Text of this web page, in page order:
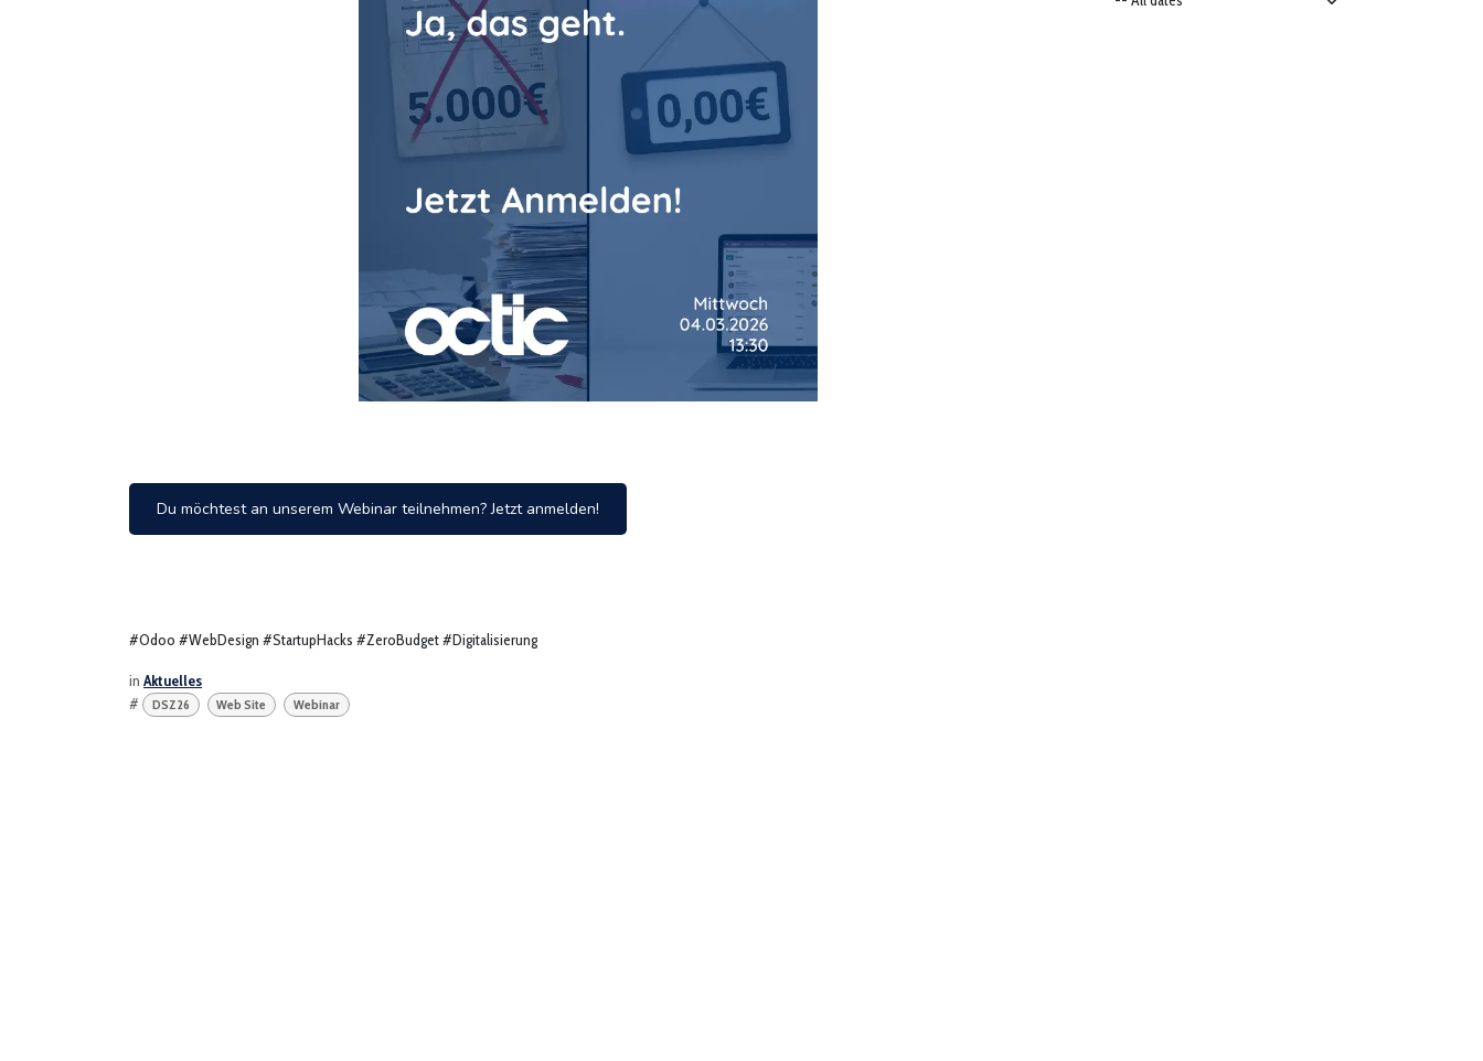
Du möchtest an unserem Webinar teilnehmen? Jetzt anmelden!
#Odoo #WebDesign #StartupHacks #ZeroBudget #Digitalisierung
in Aktuelles
#
DSZ26 Web Site Webinar